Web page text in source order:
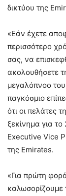
δικτύου της
«Εάν έχετε
περισσότερο
σας, να
ακολουθήσετε
μεγαλόπνοο
παγκόσμιο
ότι οι πελάτες
ξεκίνημα για
Executive Vice
της Emirates.
«Για πρώτη
καλωσορίζουμε